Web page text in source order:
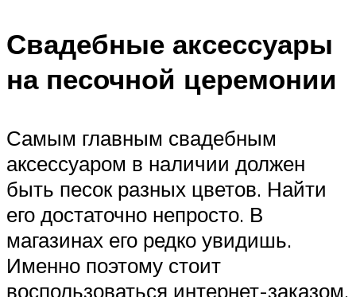
Свадебные аксессуары
на песочной церемонии
Самым главным свадебным
аксессуаром в наличии должен
быть песок разных цветов. Найти
его достаточно непросто. В
магазинах его редко увидишь.
Именно поэтому стоит
воспользоваться интернет-заказом.